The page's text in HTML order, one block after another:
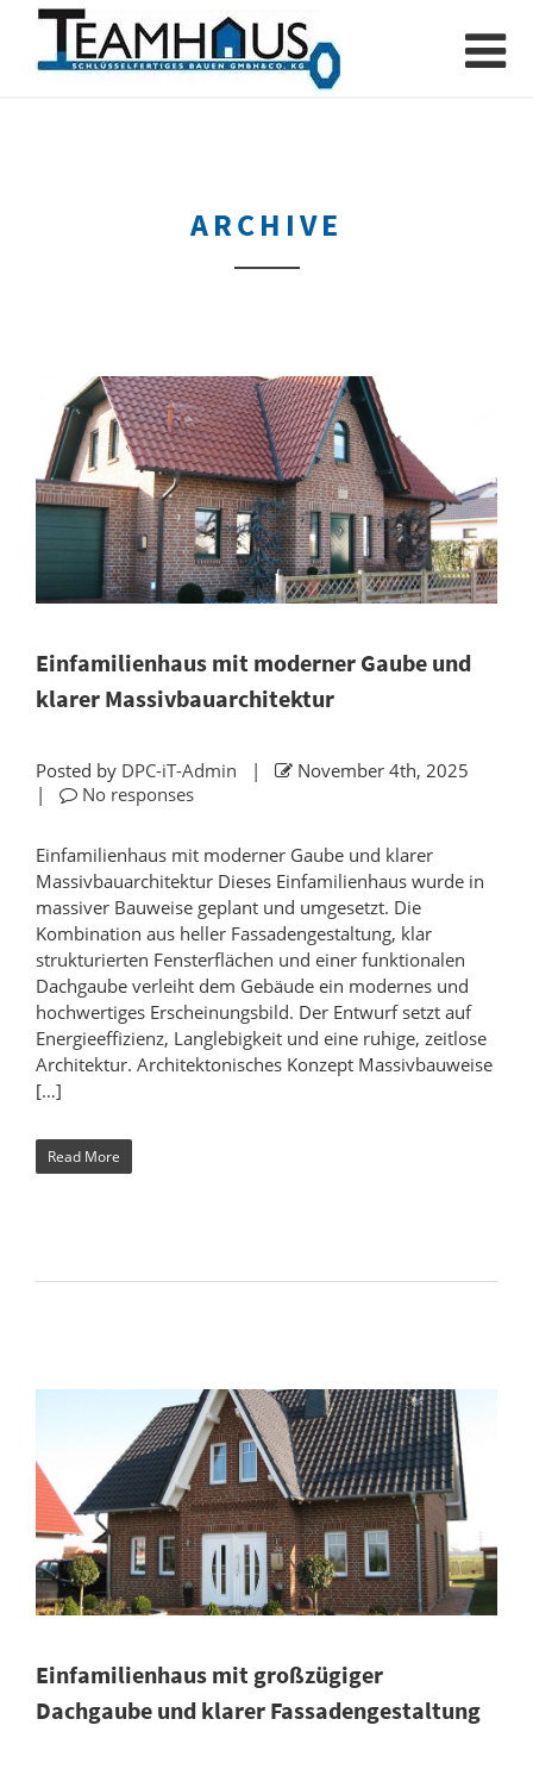
ARCHIVE
Einfamilienhaus mit moderner Gaube und
klarer Massivbauarchitektur
Posted by DPC-iT-Admin |
November 4th, 2025
|
No responses
Einfamilienhaus mit moderner Gaube und klarer
Massivbauarchitektur Dieses Einfamilienhaus wurde in
massiver Bauweise geplant und umgesetzt. Die
Kombination aus heller Fassadengestaltung, klar
strukturierten Fensterflächen und einer funktionalen
Dachgaube verleiht dem Gebäude ein modernes und
hochwertiges Erscheinungsbild. Der Entwurf setzt auf
Energieeffizienz, Langlebigkeit und eine ruhige, zeitlose
Architektur. Architektonisches Konzept Massivbauweise
[…]
Read More
Einfamilienhaus mit großzügiger
Dachgaube und klarer Fassadengestaltung